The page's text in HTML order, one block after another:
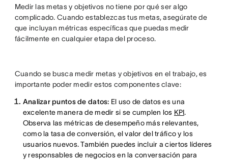
Medir las metas y objetivos no tiene por qué ser algo
complicado. Cuando establezcas tus metas, asegúrate de
que incluyan métricas específicas que puedas medir
fácilmente en cualquier etapa del proceso.
Cuando se busca medir metas y objetivos en el trabajo, es
importante poder medir estos componentes clave:
Analizar puntos de datos: El uso de datos es una
excelente manera de medir si se cumplen los KPI.
Observa las métricas de desempeño más relevantes,
como la tasa de conversión, el valor del tráfico y los
usuarios nuevos. También puedes incluir a ciertos líderes
y responsables de negocios en la conversación para